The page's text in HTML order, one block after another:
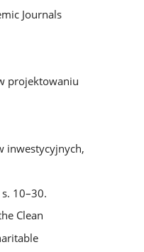
Journals
projektowaniu
inwestycyjnych,
10–30.
Clean